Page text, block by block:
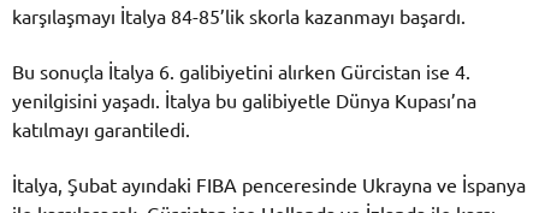
karşılaşmayı İtalya 84-85’lik skorla kazanmayı başardı.
Bu sonuçla İtalya 6. galibiyetini alırken Gürcistan ise 4.
yenilgisini yaşadı. İtalya bu galibiyetle Dünya Kupası’na
katılmayı garantiledi.
İtalya, Şubat ayındaki FIBA penceresinde Ukrayna ve İspanya